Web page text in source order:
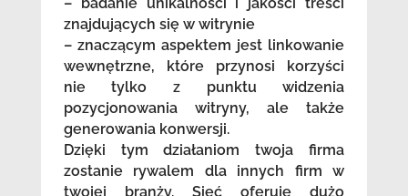
znajdujących się w witrynie
– znaczącym aspektem jest linkowanie
wewnętrzne, które przynosi korzyści
nie tylko z punktu widzenia
pozycjonowania witryny, ale także
generowania konwersji.
Dzięki tym działaniom twoja firma
zostanie rywalem dla innych firm w
twojej branży. Sieć oferuje dużo